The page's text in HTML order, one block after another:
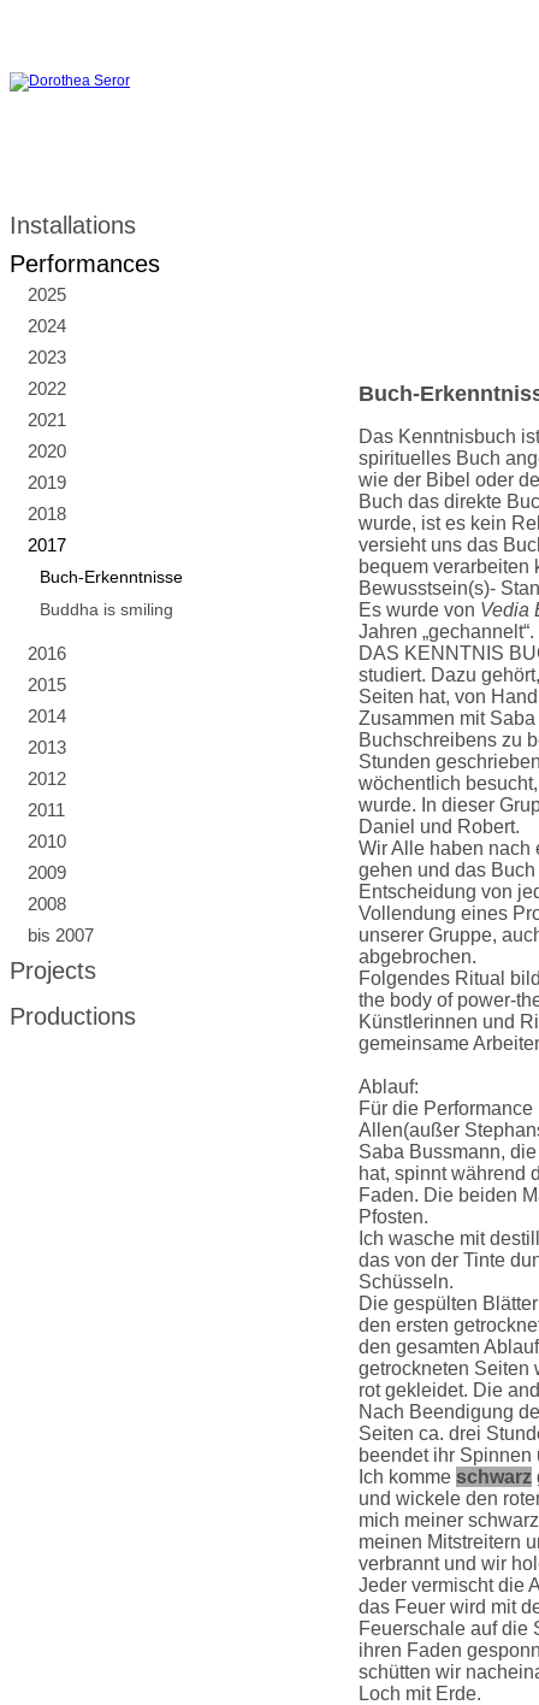
Installations
Performances
2025
2024
2023
2022
2021
2020
2019
2018
2017
Buch-Erkenntnisse
Buddha is smiling
2016
2015
2014
2013
2012
2011
2010
2009
2008
bis 2007
Projects
Productions
Buch-
Das Kenntnisbuch
spirituelles Buch
wie der Bibel oder
Buch das direkte
wurde, ist es kein
versieht uns das
bequem verarbeiten
Bewusstsein(s)-
Es wurde von Vedia
Jahren „gechannelt“.
DAS KENNTNIS
studiert. Dazu
Seiten hat, von
Zusammen mit
Buchschreibens zu
Stunden
wöchentlich
wurde. In dieser
Daniel und Robert.
Wir Alle haben nach
gehen und das
Entscheidung von
Vollendung eines
unserer Gruppe,
abgebrochen.
Folgendes Ritual
the body of power-
Künstlerinnen und
gemeinsame
Ablauf:
Für die
Allen(außer
Saba Bussmann,
hat, spinnt während
Faden. Die beiden
Pfosten.
Ich wasche mit
das von der Tinte
Schüsseln.
Die gespülten
den ersten
den gesamten
getrockneten Seiten
rot gekleidet. Die
Nach Beendigung
Seiten ca. drei
beendet ihr Spinnen
Ich komme schwarz
und wickele den
mich meiner
meinen Mitstreitern
verbrannt und wir
Jeder vermischt die
das Feuer wird mit
Feuerschale auf die
ihren Faden
schütten wir
Loch mit Erde.